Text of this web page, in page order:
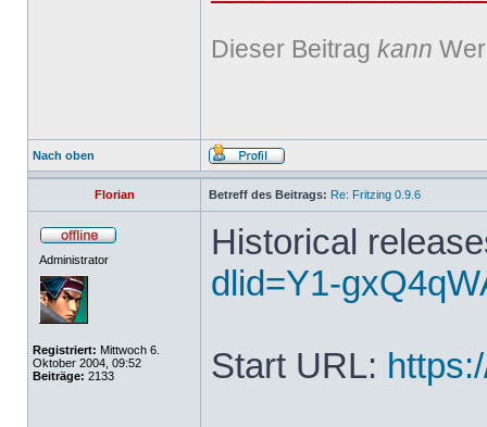
Dieser Beitrag kann
Nach oben
Florian Betreff des Beitrags: Re: Fritzing 0.9.6
Administrator
Registriert: Mittwoch 6.
Oktober 2004, 09:52
Beiträge: 2133
Historical
dlid=Y1-
Start URL: